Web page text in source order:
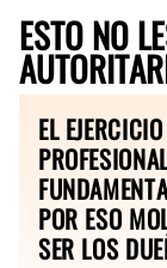
ESTO NO
EL
POR ESO
SER LOS